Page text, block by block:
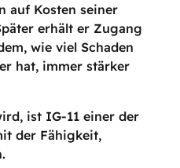
auf Kosten seiner
erhält er Zugang
wie viel Schaden
hat, immer stärker
ist IG-11 einer der
der Fähigkeit,